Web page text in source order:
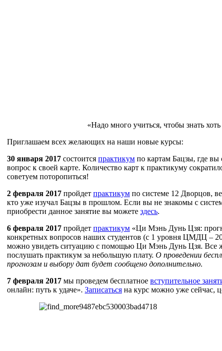
«Надо много учиться, чтобы знать
Приглашаем всех желающих на наши новые курсы:
30 января 2017 состоится практикум по картам Бацзы, где вы
вопрос к своей карте. Количество карт к практикуму
советуем поторопиться!
2 февраля 2017 пройдет практикум по системе 12 Дворцов,
кто уже изучал Бацзы в прошлом. Если вы не знакомы с
приобрести данное занятие вы можете здесь.
6 февраля 2017 пройдет практикум «Ци Мэнь Дунь Цзя:
конкретных вопросов наших студентов (с 1 уровня ЦМДЦ –
можно увидеть ситуацию с помощью Ци Мэнь Дунь Цзя. Все
послушать практикум за небольшую плату. О проведении
прогнозам и выбору дат будет сообщено дополнительно.
7 февраля 2017 мы проведем бесплатное вступительное
онлайн: путь к удаче». Записаться на курс можно уже сейчас,